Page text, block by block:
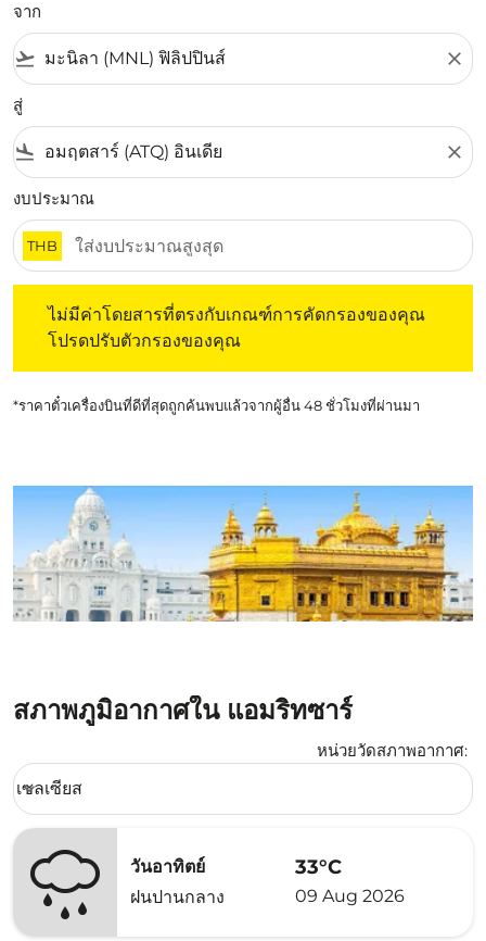
จาก
flight_takeoff close
สู่
flight_land close
งบประมาณ
THB
ไม่มีค่าโดยสารที่ตรงกับเกณฑ์การคัดกรองของคุณ
โปรดปรับตัวกรองของคุณ
*ราคาตั๋วเครื่องบินที่ดีที่สุดถูกค้นพบแล้วจากผู้อื่น 48 ชั่วโมงที่ผ่านมา
สภาพภูมิอากาศใน แอมริทซาร์
หน่วยวัดสภาพอากาศ:
Weather unit option เซลเซียส Selected
เซลเซียส
keyboard_arrow_down
วันอาทิตย์
ฝนปานกลาง
33°C
09 Aug 2026